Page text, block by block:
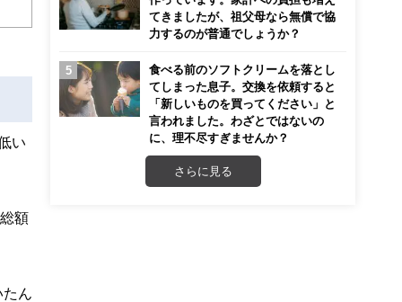
い
額
たん
てきましたが、祖父母なら無償で協
力するのが普通でしょうか？
食べる前のソフトクリームを落とし
てしまった息子。交換を依頼すると
「新しいものを買ってください」と
言われました。わざとではないの
に、理不尽すぎませんか？
さらに見る